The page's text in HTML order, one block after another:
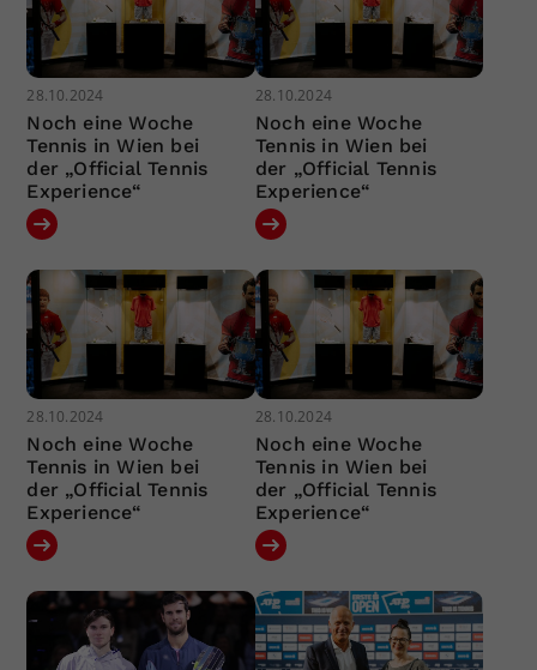
28.10.2024
Noch eine Woche
Tennis in Wien bei
der „Official Tennis
Experience“
28.10.2024
Noch eine Woche
Tennis in Wien bei
der „Official Tennis
Experience“
28.10.2024
Noch eine Woche
Tennis in Wien bei
der „Official Tennis
Experience“
28.10.2024
Noch eine Woche
Tennis in Wien bei
der „Official Tennis
Experience“